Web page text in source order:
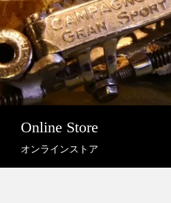
Online Store
オンラインストア